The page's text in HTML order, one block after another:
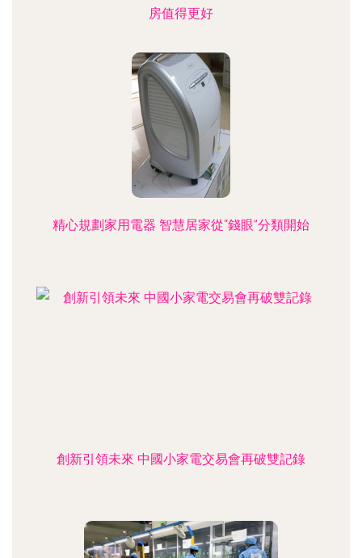
房值得更好
精心規劃家用電器 智慧居家從“錢眼”分類開始
創新引領未來 中國小家電交易會再破雙記錄